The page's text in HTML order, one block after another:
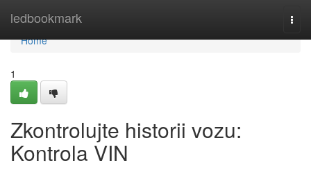
ledbookmark
Home
Home
1
Zkontrolujte historii vozu:
Kontrola VIN